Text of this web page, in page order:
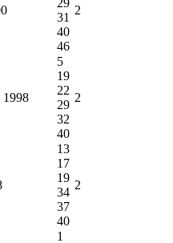
31
40
46
2
1998
5
19
22
29
32
40
2
13
17
19
34
37
40
2
1